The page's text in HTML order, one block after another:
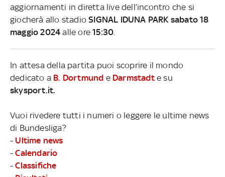
aggiornamenti in diretta live dell’incontro che si
giocherà allo stadioSIGNAL IDUNA PARK sabato 18
maggio 2024 alle ore15:30
In attesa della partita puoi scoprire il mondo
dedicato a B. Dortmund e Darmstadte su
skysport.it.
Vuoi rivedere tutti i numeri o leggere le ultime news
di Bundesliga?
- Ultime news
-Calendario
-Classifiche